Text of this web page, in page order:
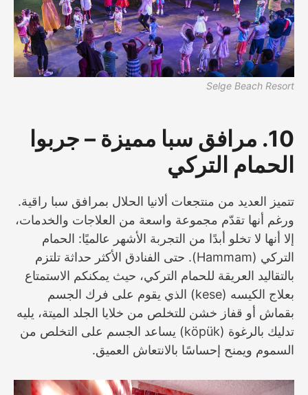
Selge Beach Resort
10. مرافق سبا مميزة – جربوا
الحمام التركي
تتميز العديد من منتجعات ألانيا الحلال بمرافق سبا راقية.
ورغم أنها تقدّم مجموعة واسعة من العلاجات والخدمات،
إلا أنها لا تخلو أبدًا من التجربة الأشهر عالميًا: الحمام
التركي (Hammam). حتى الفنادق الأكثر حداثة تلتزم
بالتقاليد العريقة للحمام التركي، حيث يمكنكم الاستمتاع
بعلاج الكيسه (kese) الذي يقوم على فرك الجسم
بقماش أو قفاز خشن للتخلص من خلايا الجلد الميتة، يليه
تدليك بالرغوة (köpük) يساعد الجسم على التخلص من
السموم ويمنح إحساسًا بالانتعاش العميق.